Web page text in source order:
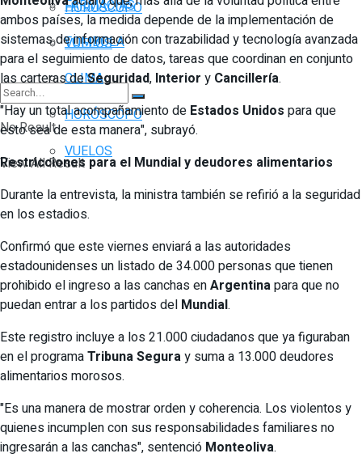
HORÓSCOPO
VUELOS
No Result
View All Result
FARMACIAS
TOMBOLA
CLIMA
HORÓSCOPO
VUELOS
ambos países, la medida depende de la implementación de
sistemas de información con trazabilidad y tecnología avanzada
para el seguimiento de datos, tareas que coordinan en conjunto
las carteras deSeguridad, Interior y Cancillería.
"Hay un total acompañamiento de Estados Unidos para que
esto sea de esta manera", subrayó.
Restricciones para el Mundial y deudores alimentarios
Durante la entrevista, la ministra también se refirió a la seguridad
en los estadios.
Confirmó que este viernes enviará a las autoridades
estadounidenses un listado de 34.000 personas que tienen
prohibido el ingreso a las canchas enArgentinapara que no
puedan entrar a los partidos del Mundial.
Este registro incluye a los 21.000 ciudadanos que ya figuraban
en el programaTribuna Seguray suma a 13.000 deudores
alimentarios morosos.
"Es una manera de mostrar orden y coherencia. Los violentos y
quienes incumplen con sus responsabilidades familiares no
ingresarán a las canchas", sentenció Monteoliva.